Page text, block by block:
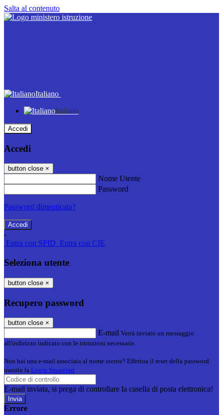
Salta al contenuto
Italiano
Italiano
Accedi
Accedi
button close ×
Nome Utente
Password
Password dimenticata?
-
Entra con SPID Entra con CIE
Seleziona utente
button close ×
Recupero password
button close ×
E-mail Verrà inviato un messaggio
all'indirizzo indicato con le istruzioni necessarie.
Non hai una e-mail associata al nome utente? Effettua il reset della password
tramite la Login Spaggiari
E-mail inviata, si prega di controllare la casella di posta elettronica!
Errore